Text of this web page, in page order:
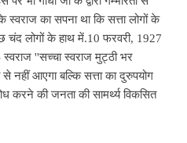
के स्वराज का सपना था कि सत्ता लोगों के
चंद लोगों के हाथ में.10 फरवरी, 1927
स्वराज ''सच्चा स्वराज मुट्ठी भर
से नहीं आएगा बल्कि सत्ता का दुरुपयोग
करने की जनता की सामर्थ्य विकसित